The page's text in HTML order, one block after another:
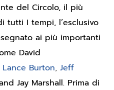
del Circolo, il più
tutti I tempi, l’esclusivo
ai più importanti
David
Lance Burton, Jeff
Jay Marshall. Prima di